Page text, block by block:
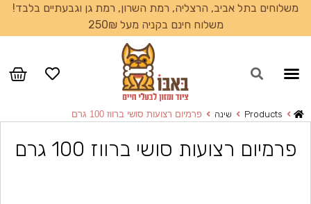
משלוחים בתל אביב, הרצליה, רמת השרון, רמת גן וגבעתיים בלבד!
משלוח חינם בקניה מעל 250₪
Products שינה פרמיום רצועות סושי ברווז 100 גרם
פרמיום רצועות סושי ברווז 100 גרם